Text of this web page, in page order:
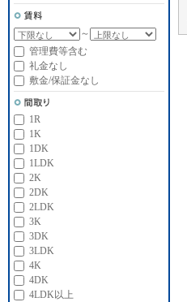
～
管理費等含む
礼金なし
敷金/保証金なし
1R
1K
1DK
1LDK
2K
2DK
2LDK
3K
3DK
3LDK
4K
4DK
4LDK以上